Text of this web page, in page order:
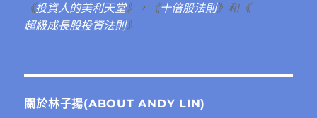
《投資人的美利天堂》，《十倍股法則》和《
超級成長股投資法則》
關於林子揚(ABOUT ANDY LIN)